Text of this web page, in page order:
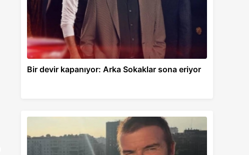
Bir devir kapanıyor: Arka Sokaklar sona eriyor